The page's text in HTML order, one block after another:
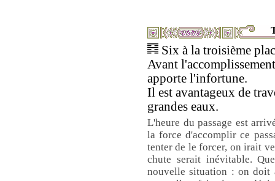
Six à la troisième
Avant
apporte l'infortune.
Il est avantageux de
grandes eaux.
L'heure du passage est
la force d'accomplir ce
tenter de le forcer, on irait
chute serait inévitable.
nouvelle situation : on doit